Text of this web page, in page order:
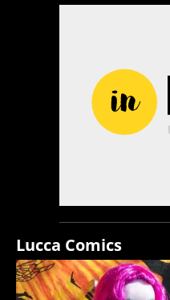
Lucca Comics